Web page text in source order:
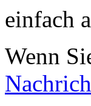
einfach
Wenn